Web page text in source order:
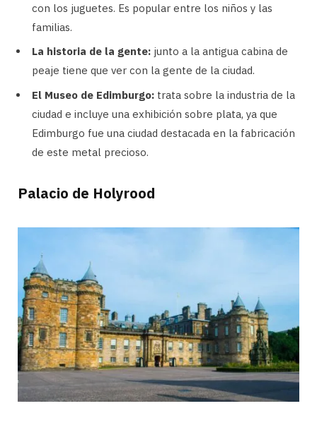
con los juguetes. Es popular entre los niños y las
familias.
La historia de la gente: junto a la antigua cabina de
peaje tiene que ver con la gente de la ciudad.
El Museo de Edimburgo: trata sobre la industria de la
ciudad e incluye una exhibición sobre plata, ya que
Edimburgo fue una ciudad destacada en la fabricación
de este metal precioso.
Palacio de Holyrood